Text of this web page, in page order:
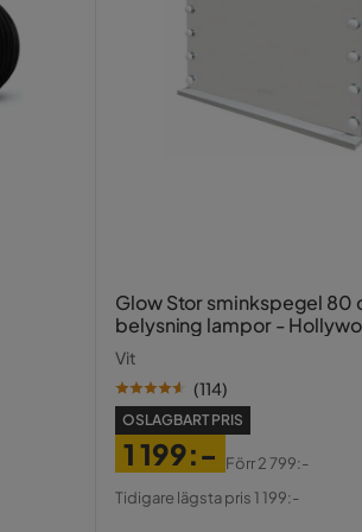
Glow Stor sminkspegel 80
belysning lampor -
spegel med USB-charging
Vit
(114)
OSLAGBART PRIS
Pris
1 199:-
Original
Förr2 799:-
Tidigare lägsta pris 1 199:-